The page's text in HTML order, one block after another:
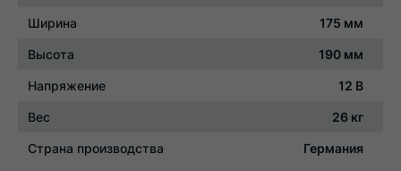
Ширина 175 мм
Высота 190 мм
Напряжение 12 В
Вес 26 кг
Страна производства Германия